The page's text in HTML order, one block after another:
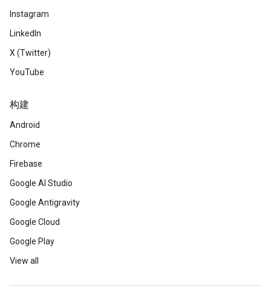
Instagram
LinkedIn
X (Twitter)
YouTube
构建
Android
Chrome
Firebase
Google AI Studio
Google Antigravity
Google Cloud
Google Play
View all